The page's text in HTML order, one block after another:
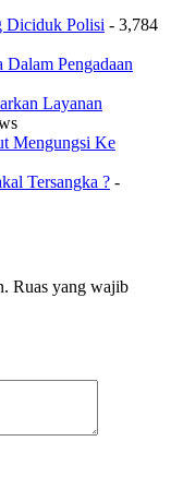
Diciduk Polisi - 3,784
Pengadaan
Layanan
Mengungsi Ke
Tersangka ? -
Ruas yang wajib